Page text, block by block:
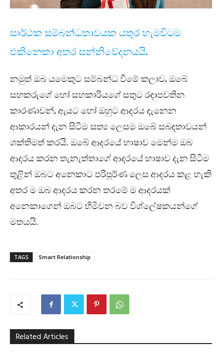
සාර්ථක සම්බන්ධතාවයක යතුර හැමවිටම
එකිනෙකා අතර සන්නිවේදනයයි.
නමුත් ඔබ යමෙකුට සම්බන්ධ වීමේ කලාව, ඔබේ
සහකරුගේ හෝ සහකාරියගේ සතුට රඳාපවතින
කාරණාවන්, ඇයට හෝ ඔහුට ආදරය දැනෙන
ආකාරයන් දැන සිටීම සත්‍ය ලෙසම ඔබේ සබඳතාවයන්
ශක්තිමත් කරයි. ඔබේ ආදරයේ භාෂාව මෙන්ම ඔබ
ආදරය කරන තැනැත්තාගේ ආදරයේ භාෂාව දැන සිටීම
තුළින් ඔබට අනෙකාට පරිපූර්ණ ලෙස ආදරය කළ හැකි
අතර ම ඔබ ආදරය කරන තරමේ ම ආදරයක්
අනෙකාගෙන් ඔබට හිමිවන බව විශ්ලේෂකයන්ගේ
මතයයි.
TAGS Smart Relationship
Related Articles